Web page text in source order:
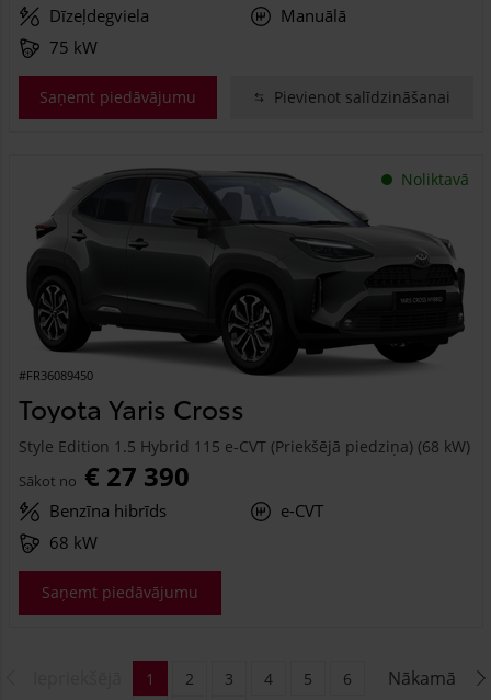
Dīzeļdegviela
Manuālā
75 kW
Saņemt piedāvājumu Pievienot salīdzināšanai
Noliktavā
#FR36089450
Toyota Yaris Cross
Style Edition 1.5 Hybrid 115 e-CVT (Priekšējā piedziņa) (68 kW)
Sākot no € 27 390
Benzīna hibrīds
e-CVT
68 kW
Saņemt piedāvājumu
Nākamā
1 2 3 4 5
6